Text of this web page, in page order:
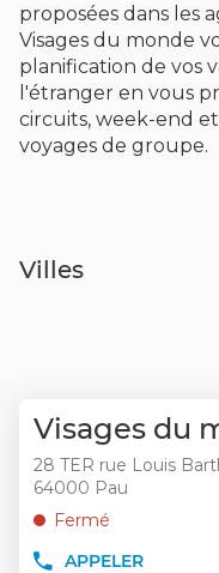
proposées dans les
Visages du monde
planification de vos
l'étranger en vous
circuits, week-end et
voyages de groupe.
Villes
sur
la
touche
ENTRÉE
obtenir
Point
de
vente
:
Visages du
28 TER rue Louis
64000 Pau
Fermé
APPELER